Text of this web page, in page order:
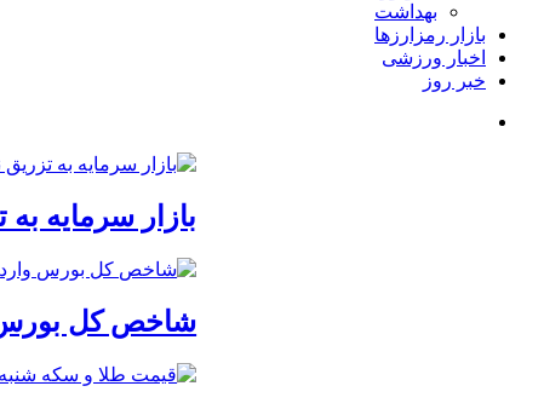
بهداشت
بازار رمزارزها
اخبار ورزشی
خبر روز
بازار سرمایه به
شاخص کل بورس وارد کانال